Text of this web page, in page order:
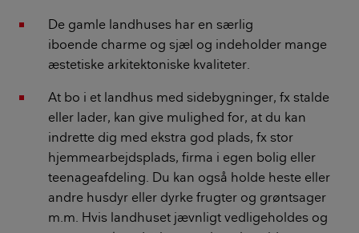
De gamle landhuses har en særlig
iboende charme og sjæl og indeholder mange
æstetiske arkitektoniske kvaliteter.
At bo i et landhus med sidebygninger, fx stalde
eller lader, kan give mulighed for, at du kan
indrette dig med ekstra god plads, fx stor
hjemmearbejdsplads, firma i egen bolig eller
teenageafdeling. Du kan også holde heste eller
andre husdyr eller dyrke frugter og grøntsager
m.m. Hvis landhuset jævnligt vedligeholdes og